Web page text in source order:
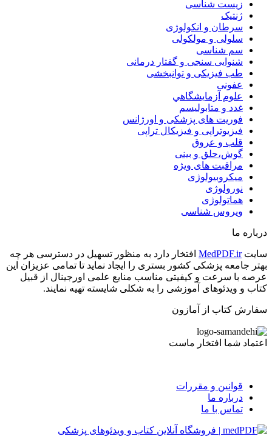
زیست شناسی
ژنتیک
سرطان و انکولوژی
سلولی و مولکولی
سم شناسی
شنوایی سنجی و گفتار درمانی
طب فیزیکی و توانبخشی
عفونی
علوم آزمايشگاهي
غدد و متابولیسم
فوریت های پزشکی و اورژانس
فیزیوتراپی و فیزیکال تراپی
قلب و عروق
گوش،حلق و بینی
مراقبت های ویژه
میکروبیولوژی
نورولوژی
هماتولوژی
ویروس شناسی
درباره ما
سایتMedPDF.ir افتخار دارد به منظور تسهیل در دسترسی هر چه
بهتر جامعه پزشکی کشور بستری را ایجاد نماید تا تمامی عزیزان این
عرصه با سرعت و کیفیتی مناسب منایع علمی اورجینال از قبیل
کتاب و ویدئوهای آموزشی را به شکلی شایسته تهیه نمایند.
سفارش کتاب از آمازون
اعتماد شما افتخار ماست
قوانین و مقررات
درباره ما
تماس با ما